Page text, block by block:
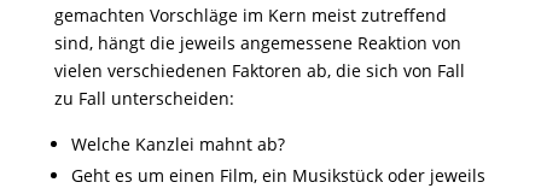
gemachten Vorschläge im Kern meist zutreffend
sind, hängt die jeweils angemessene Reaktion von
vielen verschiedenen Faktoren ab, die sich von Fall
zu Fall unterscheiden:
Welche Kanzlei mahnt ab?
Geht es um einen Film, ein Musikstück oder jeweils